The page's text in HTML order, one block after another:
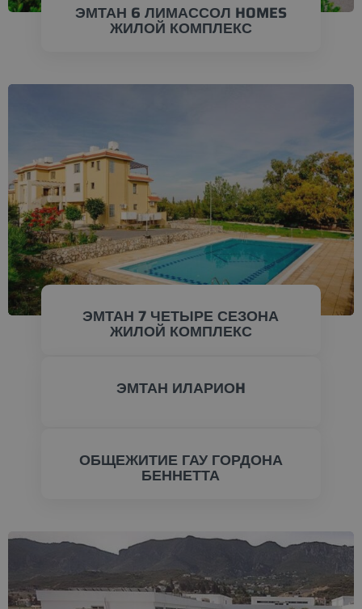
ЭМТАН 6 ЛИМАССОЛ HOMES
ЖИЛОЙ КОМПЛЕКС
ПРОВЕРИТЬ СЕЙЧАС
ЭМТАН 7 ЧЕТЫРЕ СЕЗОНА
ЖИЛОЙ КОМПЛЕКС
ПРОВЕРИТЬ СЕЙЧАС
ЭМТАН ИЛАРИОH
ОБЩЕЖИТИЕ ГАУ ГОРДОНА
БЕННЕТТА
ПРОВЕРИТЬ СЕЙЧАС